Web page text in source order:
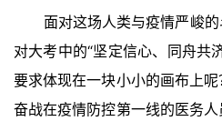
面对这场人类与疫情严峻
对大考中的“坚定信心、同舟共
要求体现在一块小小的画布上
奋战在疫情防控第一线的医务